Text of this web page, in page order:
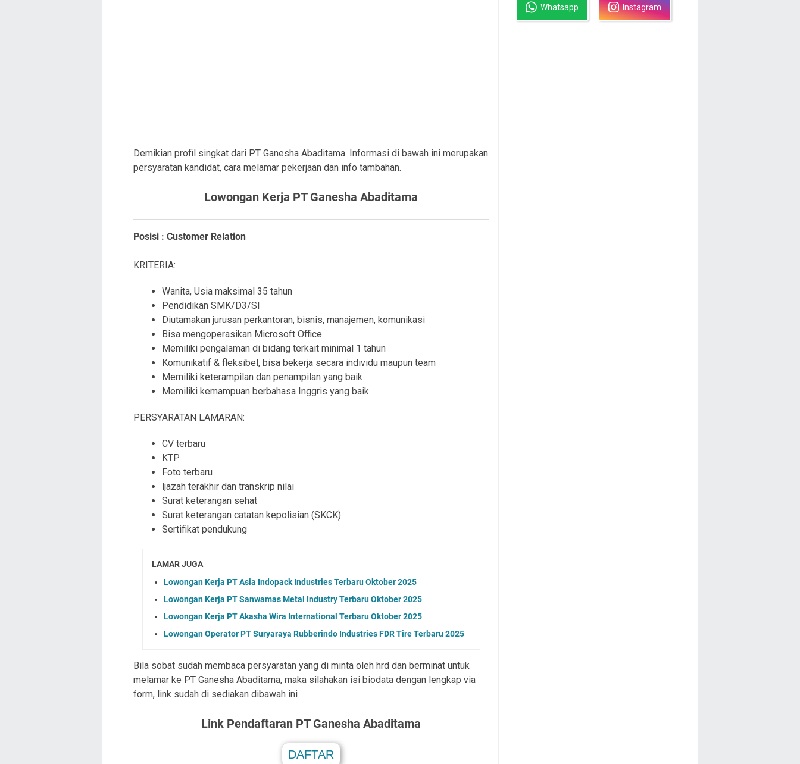
Demikian profil singkat dari PT Ganesha Abaditama. Informasi di bawah ini merupakan
persyaratan kandidat, cara melamar pekerjaan dan info tambahan.
Lowongan Kerja PT Ganesha Abaditama
Posisi : Customer Relation
KRITERIA:
Wanita, Usia maksimal 35 tahun
Pendidikan SMK/D3/Sl
Diutamakan jurusan perkantoran, bisnis, manajemen, komunikasi
Bisa mengoperasikan Microsoft Office
Memiliki pengalaman di bidang terkait minimal 1 tahun
Komunikatif & fleksibel, bisa bekerja secara individu maupun team
Memiliki keterampilan dan penampilan yang baik
Memiliki kemampuan berbahasa Inggris yang baik
PERSYARATAN LAMARAN:
CV terbaru
KTP
Foto terbaru
ljazah terakhir dan transkrip nilai
Surat keterangan sehat
Surat keterangan catatan kepolisian (SKCK)
Sertifikat pendukung
LAMAR JUGA
Lowongan Kerja PT Asia Indopack Industries Terbaru Oktober 2025
Lowongan Kerja PT Sanwamas Metal Industry Terbaru Oktober 2025
Lowongan Kerja PT Akasha Wira International Terbaru Oktober 2025
Lowongan Operator PT Suryaraya Rubberindo Industries FDR Tire Terbaru 2025
Bila sobat sudah membaca persyaratan yang di minta oleh hrd dan berminat untuk
melamar ke PT Ganesha Abaditama, maka silahakan isi biodata dengan lengkap via
form, link sudah di sediakan dibawah ini
Link Pendaftaran PT Ganesha Abaditama
DAFTAR
Whatsapp Instagram